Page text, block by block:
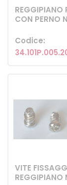
REGGIPIANO
CON PERNO
Codice:
VITE
REGGIPIANO